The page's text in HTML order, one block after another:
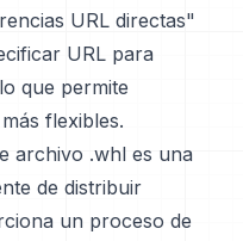
URL directas"
URL para
que permite
flexibles.
archivo .whl es una
de distribuir
un proceso de